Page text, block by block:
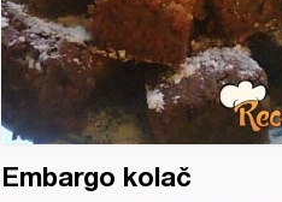
Embargo kolač